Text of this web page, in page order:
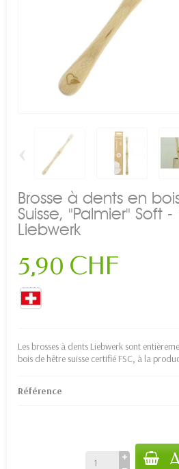
‹
Brosse à dents en
Suisse, "Palmier" Soft
Liebwerk
5,90 CHF
Les brosses à dents Liebwerk sont
bois de hêtre suisse certifié FSC, à la
Référence